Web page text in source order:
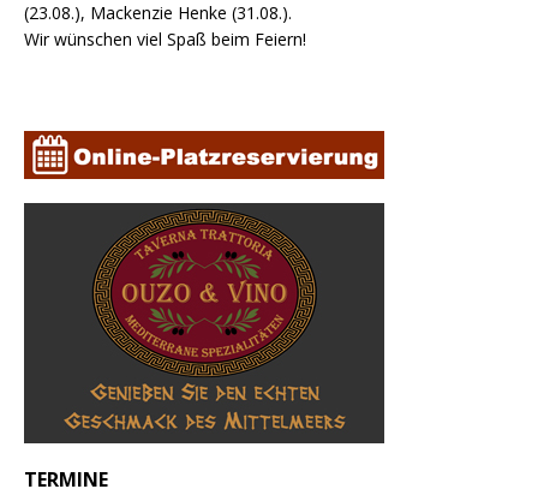
(23.08.), Mackenzie Henke (31.08.).
Wir wünschen viel Spaß beim Feiern!
TERMINE